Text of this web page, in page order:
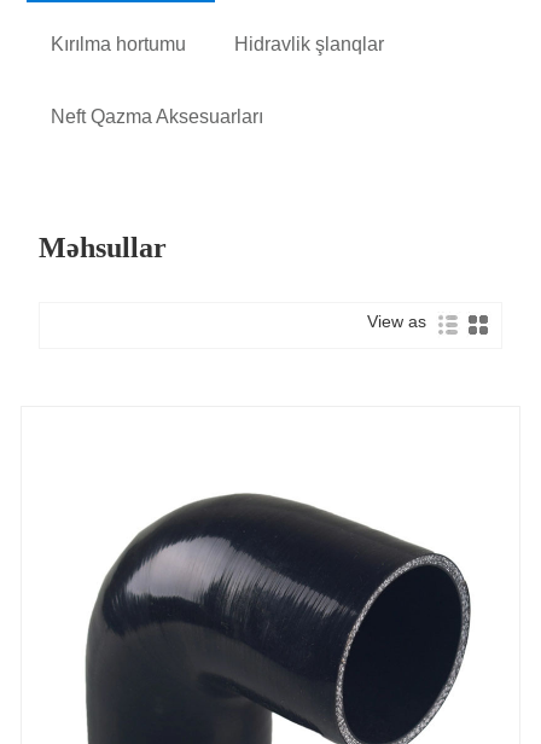
Kırılma hortumu Hidravlik şlanqlar
Neft Qazma Aksesuarları
Məhsullar
View as